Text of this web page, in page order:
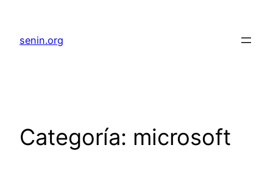
senin.org
Categoría: microsoft